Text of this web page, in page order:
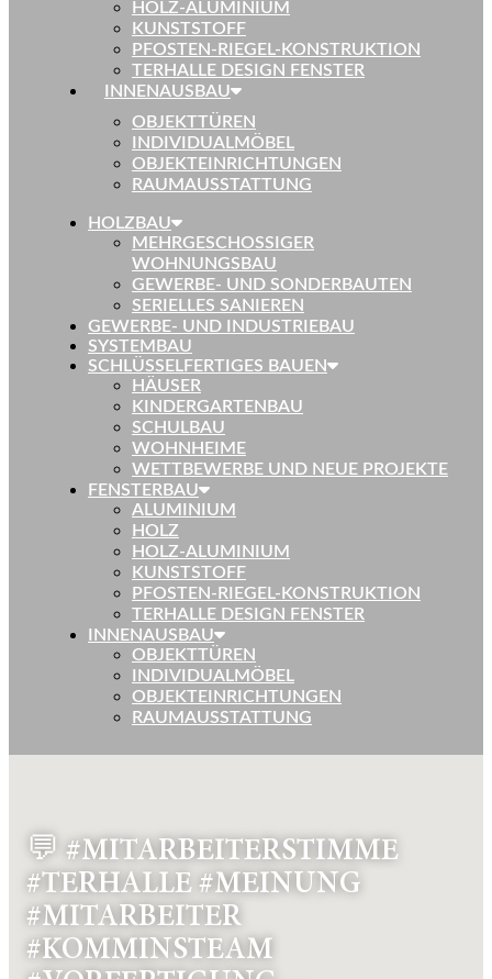
HOLZ-ALUMINIUM
KUNSTSTOFF
PFOSTEN-RIEGEL-KONSTRUKTION
TERHALLE DESIGN FENSTER
INNENAUSBAU
OBJEKTTÜREN
INDIVIDUALMÖBEL
OBJEKTEINRICHTUNGEN
RAUMAUSSTATTUNG
HOLZBAU
MEHRGESCHOSSIGER
WOHNUNGSBAU
GEWERBE- UND SONDERBAUTEN
SERIELLES SANIEREN
GEWERBE- UND INDUSTRIEBAU
SYSTEMBAU
SCHLÜSSELFERTIGES BAUEN
HÄUSER
KINDERGARTENBAU
SCHULBAU
WOHNHEIME
WETTBEWERBE UND NEUE PROJEKTE
FENSTERBAU
ALUMINIUM
HOLZ
HOLZ-ALUMINIUM
KUNSTSTOFF
PFOSTEN-RIEGEL-KONSTRUKTION
TERHALLE DESIGN FENSTER
INNENAUSBAU
OBJEKTTÜREN
INDIVIDUALMÖBEL
OBJEKTEINRICHTUNGEN
RAUMAUSSTATTUNG
💬 #MITARBEITERSTIMME
#TERHALLE #MEINUNG
#MITARBEITER
#KOMMINSTEAM